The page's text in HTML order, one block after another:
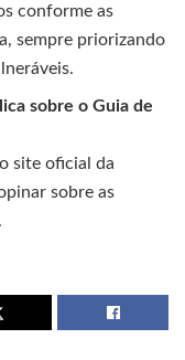
conforme as
sempre priorizando
sobre o Guia de
site oficial da
sobre as